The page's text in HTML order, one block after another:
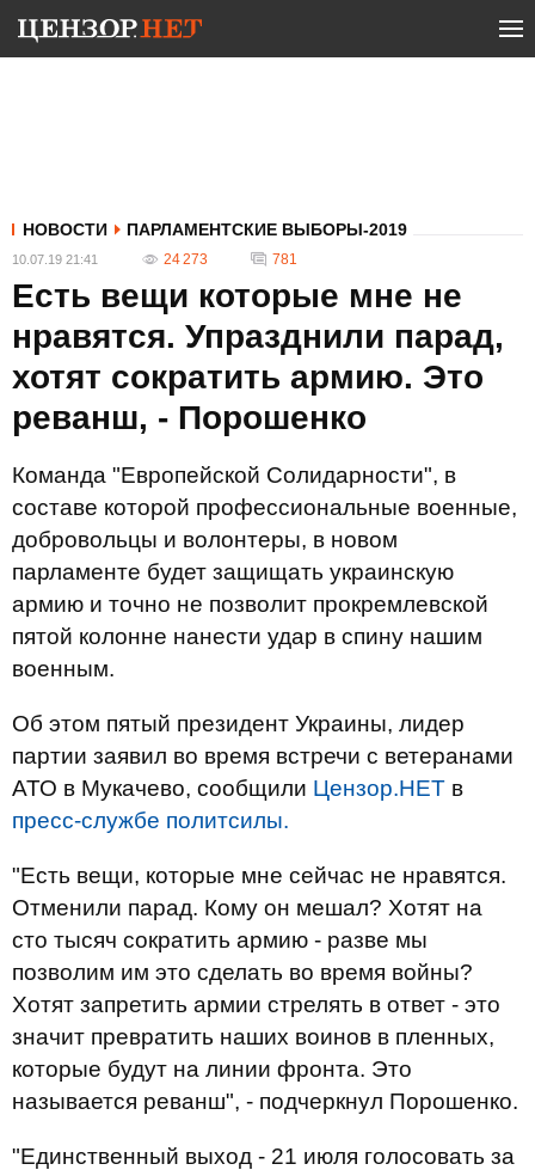
НОВОСТИ ПАРЛАМЕНТСКИЕ ВЫБОРЫ-2019
10.07.19 21:41 24 273 781
Есть вещи которые мне не
нравятся. Упразднили парад,
хотят сократить армию. Это
реванш, - Порошенко
Команда "Европейской Солидарности", в
составе которой профессиональные военные,
добровольцы и волонтеры, в новом
парламенте будет защищать украинскую
армию и точно не позволит прокремлевской
пятой колонне нанести удар в спину нашим
военным.
Об этом пятый президент Украины, лидер
партии заявил во время встречи с ветеранами
АТО в Мукачево, сообщили Цензор.НЕТ в
пресс-службе политсилы.
"Есть вещи, которые мне сейчас не нравятся.
Отменили парад. Кому он мешал? Хотят на
сто тысяч сократить армию - разве мы
позволим им это сделать во время войны?
Хотят запретить армии стрелять в ответ - это
значит превратить наших воинов в пленных,
которые будут на линии фронта. Это
называется реванш", - подчеркнул Порошенко.
"Единственный выход - 21 июля голосовать за